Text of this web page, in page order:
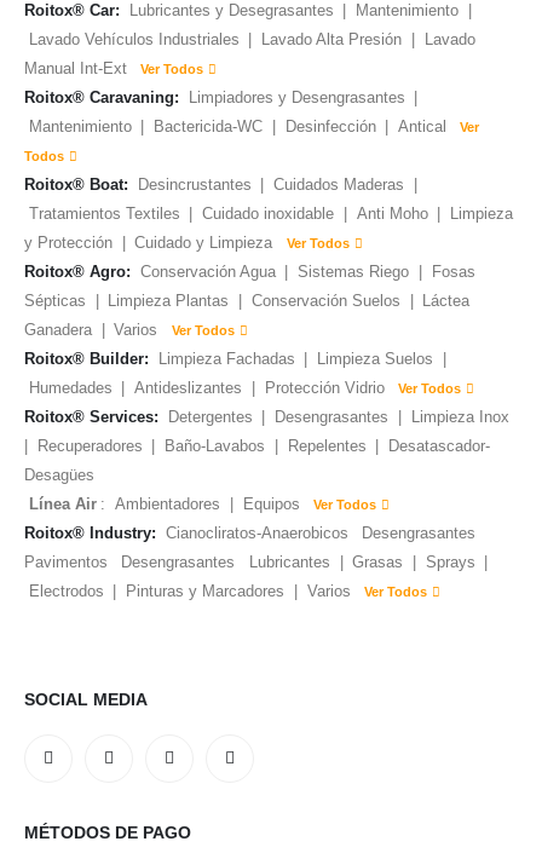
Roitox® Car: Lubricantes y Desegrasantes Mantenimiento
Lavado Vehículos Industriales
Lavado Alta Presión
Lavado
Manual Int-Ext
Ver Todos
Roitox® Caravaning: Limpiadores y Desengrasantes
Mantenimiento
Bactericida-WC Desinfección Antical
Ver
Todos
Roitox® Boat: Desincrustantes Cuidados Maderas
Tratamientos Textiles
Cuidado inoxidable Anti Moho
Limpieza
y Protección
Cuidado y Limpieza Ver Todos
Roitox® Agro: Conservación Agua Sistemas Riego
Fosas
Sépticas
Limpieza Plantas Conservación Suelos
Láctea
Ganadera
Varios Ver Todos
Roitox® Builder: Limpieza Fachadas Limpieza Suelos
Humedades
Antideslizantes Protección Vidrio Ver Todos
Roitox® Services: Detergentes Desengrasantes
Limpieza Inox
Recuperadores Baño-Lavabos Repelentes
Desatascador-
Desagües
Línea Air : Ambientadores Equipos Ver Todos
Roitox® Industry: Cianocliratos-Anaerobicos
Desengrasantes
Pavimentos
Desengrasantes Lubricantes Grasas Sprays
Electrodos
Pinturas y Marcadores Varios Ver Todos
SOCIAL MEDIA
MÉTODOS DE PAGO